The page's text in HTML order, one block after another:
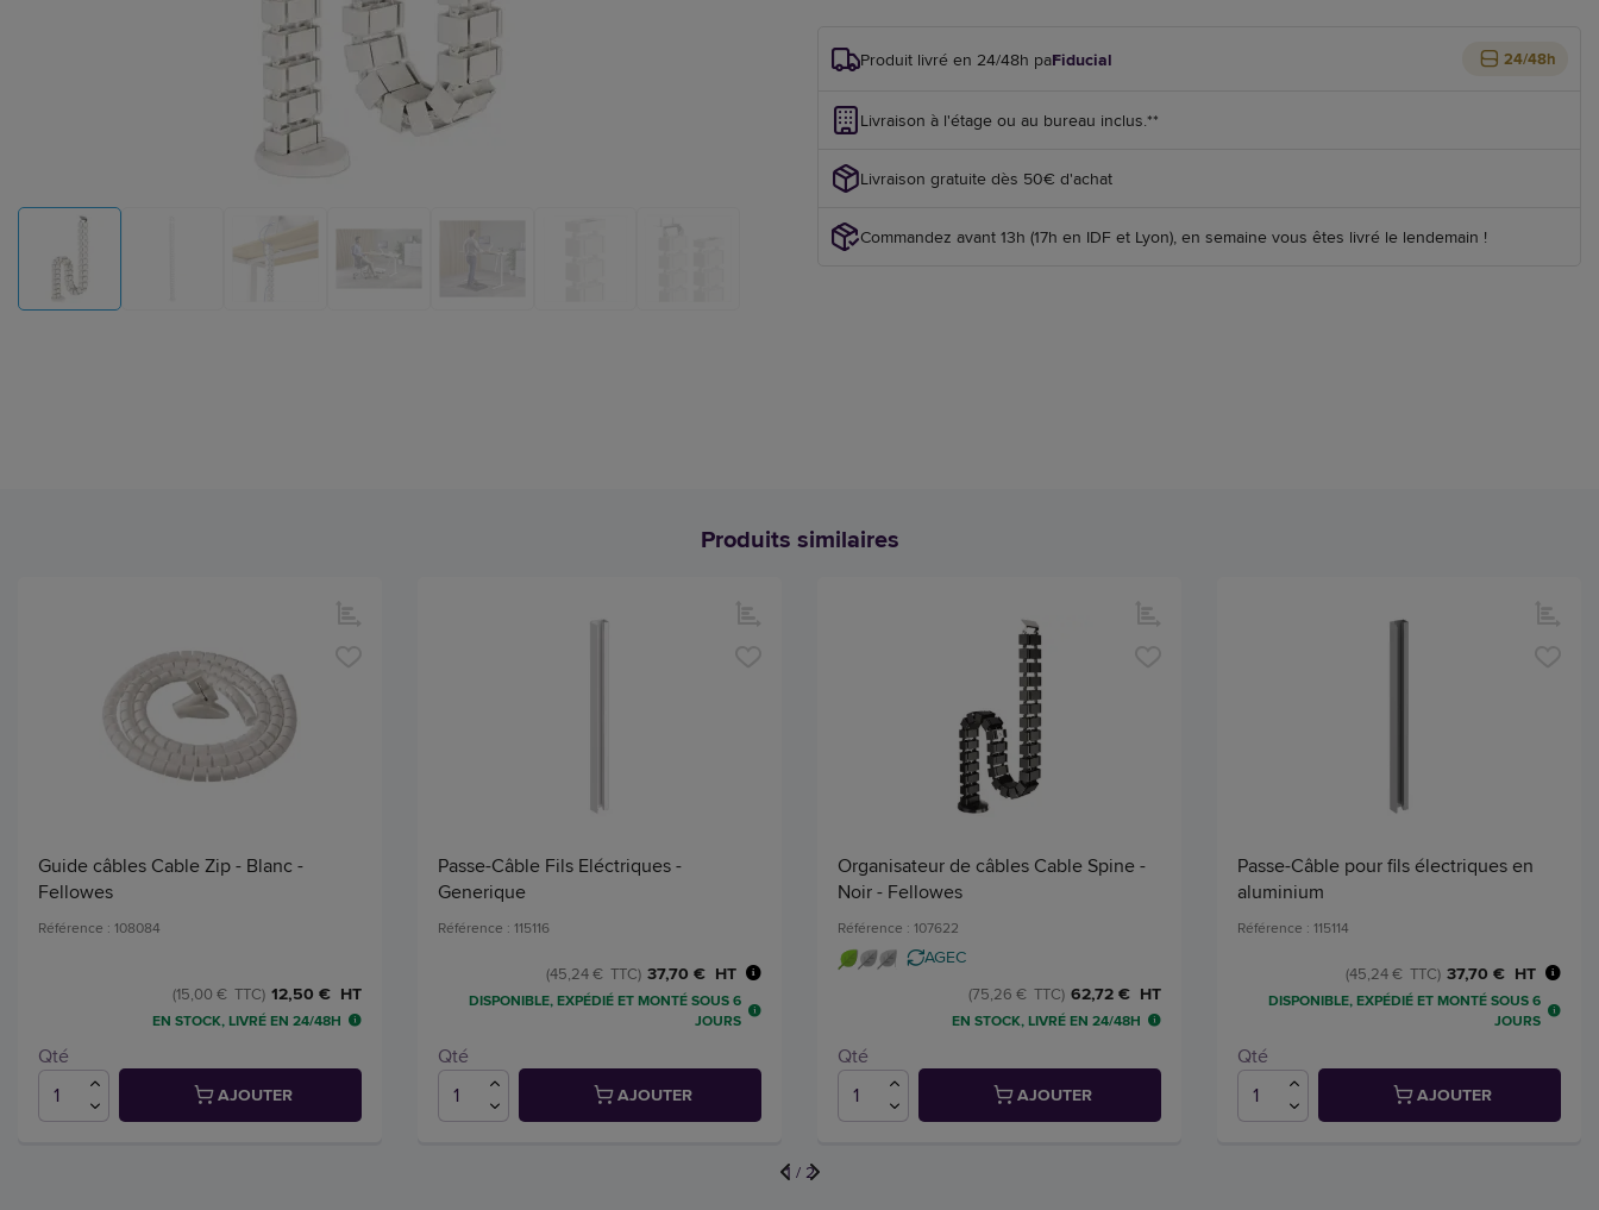
Produit livré en 24/48h parFiducial 24/48h
Livraison à l'étage ou au bureau inclus.**
Livraison gratuite dès 50€ d'achat
Commandez avant 13h (17h en IDF et Lyon), en semaine vous êtes livré le lendemain !
Produits similaires
Guide câbles Cable Zip - Blanc -
Fellowes
Référence : 108084
12,50 € HT
(15,00 € TTC)
EN STOCK, LIVRÉ EN 24/48H
Qté
AJOUTER
Passe-Câble Fils Eléctriques -
Generique
Référence : 115116
37,70 € HT
(45,24 € TTC)
DISPONIBLE, EXPÉDIÉ ET MONTÉ SOUS 6
JOURS
Qté
AJOUTER
Organisateur de câbles Cable Spine -
Noir - Fellowes
Référence : 107622
AGEC
62,72 € HT
(75,26 € TTC)
EN STOCK, LIVRÉ EN 24/48H
Qté
AJOUTER
Passe-Câble pour fils électriques en
aluminium
Référence : 115114
37,70 € HT
(45,24 € TTC)
DISPONIBLE, EXPÉDIÉ ET MONTÉ SOUS 6
JOURS
Qté
AJOUTER
1 / 2